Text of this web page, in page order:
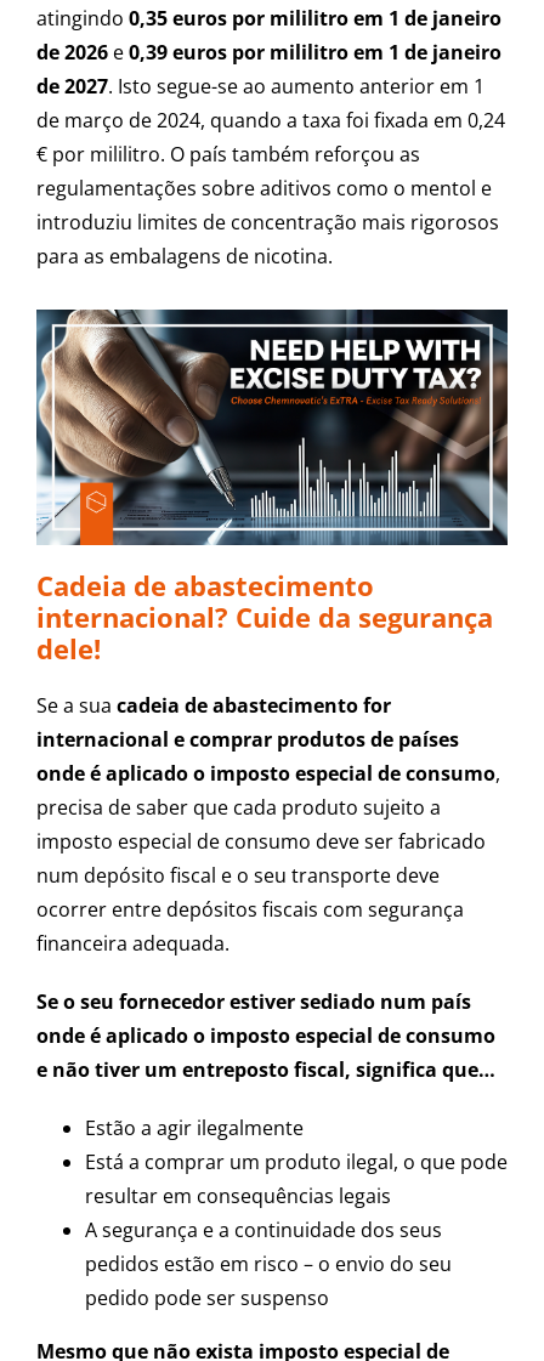
atingindo 0,35 euros por mililitro em 1 de janeiro
de 2026e0,39 euros por mililitro em 1 de janeiro
de 2027. Isto segue-se ao aumento anterior em 1
de março de 2024, quando a taxa foi fixada em 0,24
€ por mililitro. O país também reforçou as
regulamentações sobre aditivos como o mentol e
introduziu limites de concentração mais rigorosos
para as embalagens de nicotina.
Cadeia de abastecimento
internacional? Cuide da segurança
dele!
Se a sua cadeia de abastecimento for
internacional e comprar produtos de países
onde é aplicado o imposto especial de consumo,
precisa de saber que cada produto sujeito a
imposto especial de consumo deve ser fabricado
num depósito fiscal e o seu transporte deve
ocorrer entre depósitos fiscais com segurança
financeira adequada.
Se o seu fornecedor estiver sediado num país
onde é aplicado o imposto especial de consumo
e não tiver um entreposto fiscal, significa que…
Estão a agir ilegalmente
Está a comprar um produto ilegal, o que pode
resultar em consequências legais
A segurança e a continuidade dos seus
pedidos estão em risco – o envio do seu
pedido pode ser suspenso
Mesmo que não exista imposto especial de